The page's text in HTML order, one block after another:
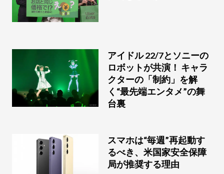
アイドル 22/7とソニーの
ロボットが共演！ キャラ
クターの「制約」を解
く“最先端エンタメ”の舞
台裏
スマホは“毎週”再起動す
るべき、米国家安全保障
局が推奨する理由